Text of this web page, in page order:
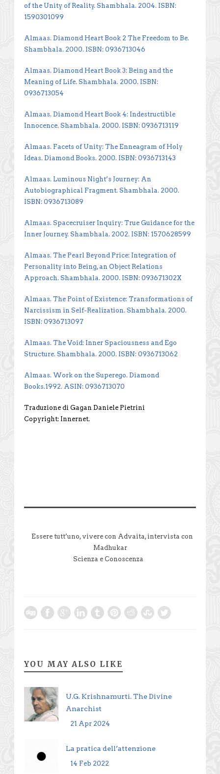
of the Unity of Reality. Shambhala. 2004. ISBN:
1590301099
Almaas. Diamond Heart Book 2 The Freedom to Be.
Shambhala. 2000. ISBN: 0936713046
Almaas. Diamond Heart Book 3: Being and the
Meaning of Life. Shambhala. 2000. ISBN:
0936713054
Almaas. Diamond Heart Book 4: Indestructible
Innocence. Shambhala. 2000. ISBN: 0936713119
Almaas. Facets of Unity: The Enneagram of Holy
Ideas. Diamond Books. 2000. ISBN: 0936713143
Almaas. Luminous Night’s Journey: An
Autobiographical Fragment. Shambhala. 2000.
ISBN: 0936713089
Almaas. Spacecruiser Inquiry: True Guidance for the
Inner Journey. Shambhala. 2002. ISBN: 1570628599
Almaas. The Pearl Beyond Price: Integration of
Personality into Being, an Object Relations
Approach. Shambhala. 2000. ISBN: 093671302X
Almaas. The Point of Existence: Transformations of
Narcissism in Self-Realization. Shambhala. 2000.
ISBN: 0936713097
Almaas. The Void: Inner Spaciousness and Ego
Structure. Shambhala. 2000. ISBN: 0936713062
Almaas. Work on the Superego. Diamond
Books.1992. ASIN: 0936713070
Traduzione di Gagan Daniele Pietrini
Copyright: Innernet.
Essere tutt’uno, vivere con Advaita, intervista con
Madhukar
Scienza e Conoscenza
YOU MAY ALSO LIKE
U.G. Krishnamurti. The Divine
Anarchist
21 Apr 2024
La pratica dell’attenzione
14 Feb 2022